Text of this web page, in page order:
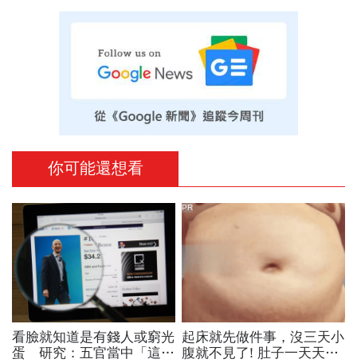
你可能還想看
看臉就知道是有錢人或窮光
蛋 研究：五官當中「這兩
起床就先做件事，沒三天小
腹就不見了! 肚子一天天變
PR